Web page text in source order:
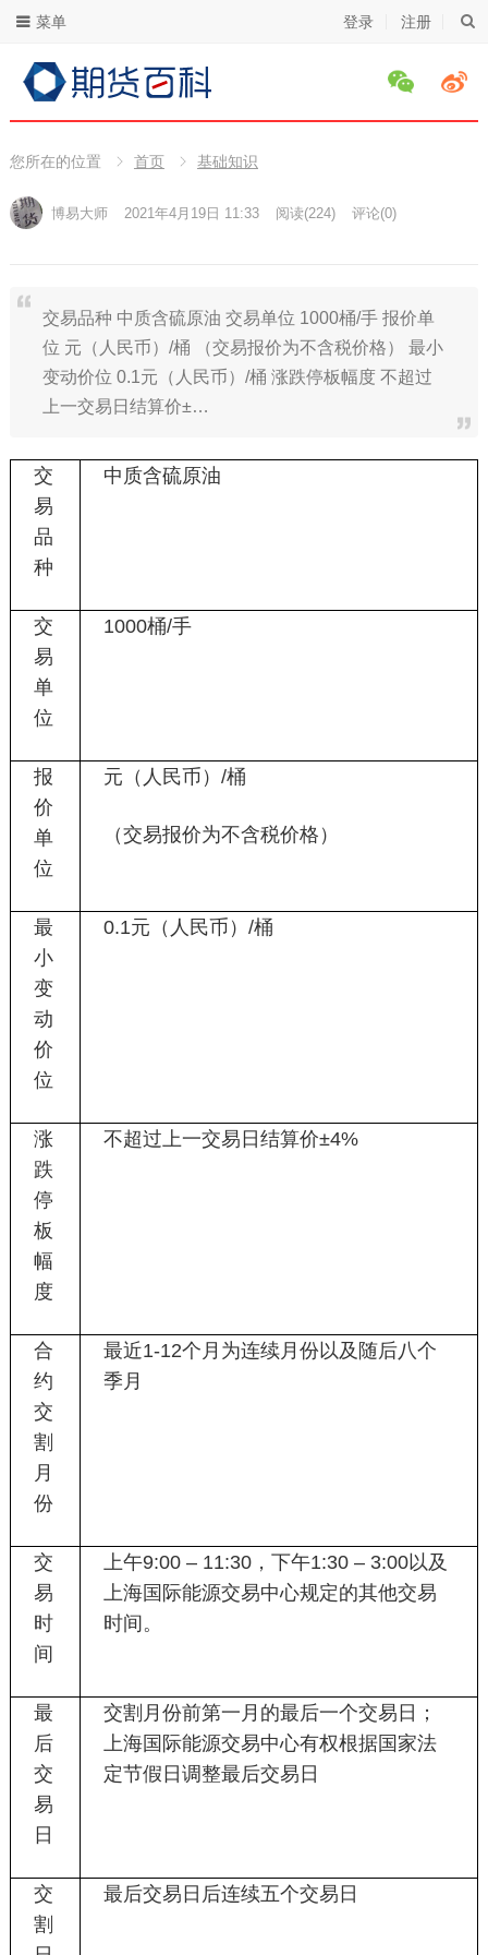
登录 注册
菜单
您所在的位置 首页 基础知识
博易大师 2021年4月19日 11:33 阅读(224) 评论(0)
交易品种 中质含硫原油 交易单位 1000桶/手 报价单
位 元（人民币）/桶 （交易报价为不含税价格） 最小
变动价位 0.1元（人民币）/桶 涨跌停板幅度 不超过
上一交易日结算价±…
交
易
品
种
中质含硫原油
交
易
单
位
1000桶/手
报
价
单
位
元（人民币） /桶
（交易报价为不含税价格）
最
小
变
动
价
位
0.1元（人民币） /桶
涨
跌
停
板
幅
度
不超过上一交易日结算价±4%
合
约
交
割
月
份
最近1-12个月为连续月份以及随后八个
季月
交
易
时
间
上午9:00 – 11:30，下午1:30 – 3:00以及
上海国际能源交易中心规定的其他交易
时间。
最
后
交
易
日
交割月份前第一月的最后一个交易日；
上海国际能源交易中心有权根据国家法
定节假日调整最后交易日
交
割
最后交易日后连续五个交易日